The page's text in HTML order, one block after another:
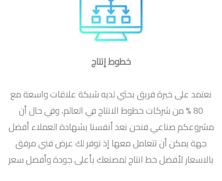
خطوط إنتاج
نعتمد على خبرة فريق بحثي لديه شبكة علاقات واسعة مع
80 % من شركات خطوط الانتاج في العالم، وفي حال أن
مشروعكم صناعي فنحن نعد أنفسنا بشهادة العملاء أفضل
جهة يمكن أن تتعامل معها إذ نوفر لك عرض فني مرفق
بالاسعار لأفضل خط انتاج لمصنعك بأعلى جودة وأفضل سعر